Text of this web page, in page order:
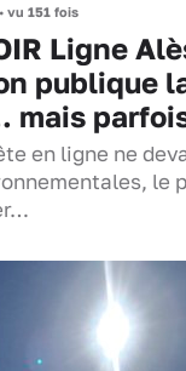
• vu 151 fois
Ligne
publique
mais
en ligne ne
le